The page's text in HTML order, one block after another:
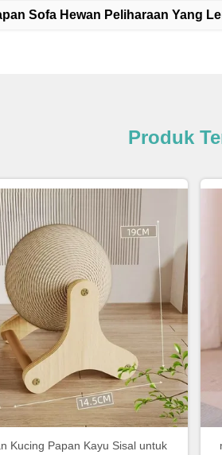
Sofa Hewan Peliharaan Yang
Produk
Kucing Papan Kayu Sisal untuk